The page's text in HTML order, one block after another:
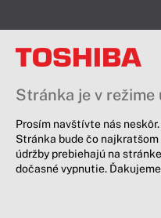
Stránka je v režime
Prosím navštívte nás neskôr.
Stránka bude čo
údržby prebiehajú na
dočasné vypnutie.